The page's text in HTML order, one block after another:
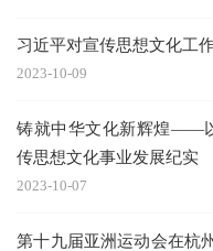
习近平对宣传思想文化工
2023-10-09
铸就中华文化新辉煌——
传思想文化事业发展纪实
2023-10-07
第十九届亚洲运动会在杭